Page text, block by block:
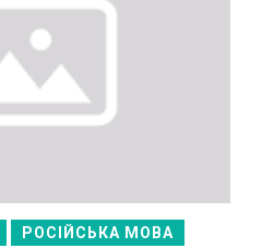
РОСІЙСЬКА МОВА